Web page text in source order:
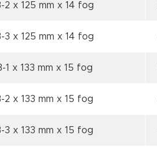
2 x 125 mm x 14 fog
3 x 125 mm x 14 fog
1 x 133 mm x 15 fog
2 x 133 mm x 15 fog
3 x 133 mm x 15 fog